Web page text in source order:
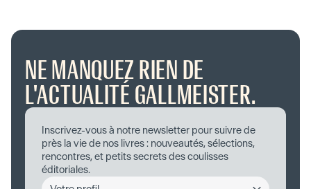
NE MANQUEZ RIEN DE
L'ACTUALITÉ GALLMEISTER.
Inscrivez-vous à notre newsletter pour suivre de
près la vie de nos livres : nouveautés, sélections,
rencontres, et petits secrets des coulisses
éditoriales.